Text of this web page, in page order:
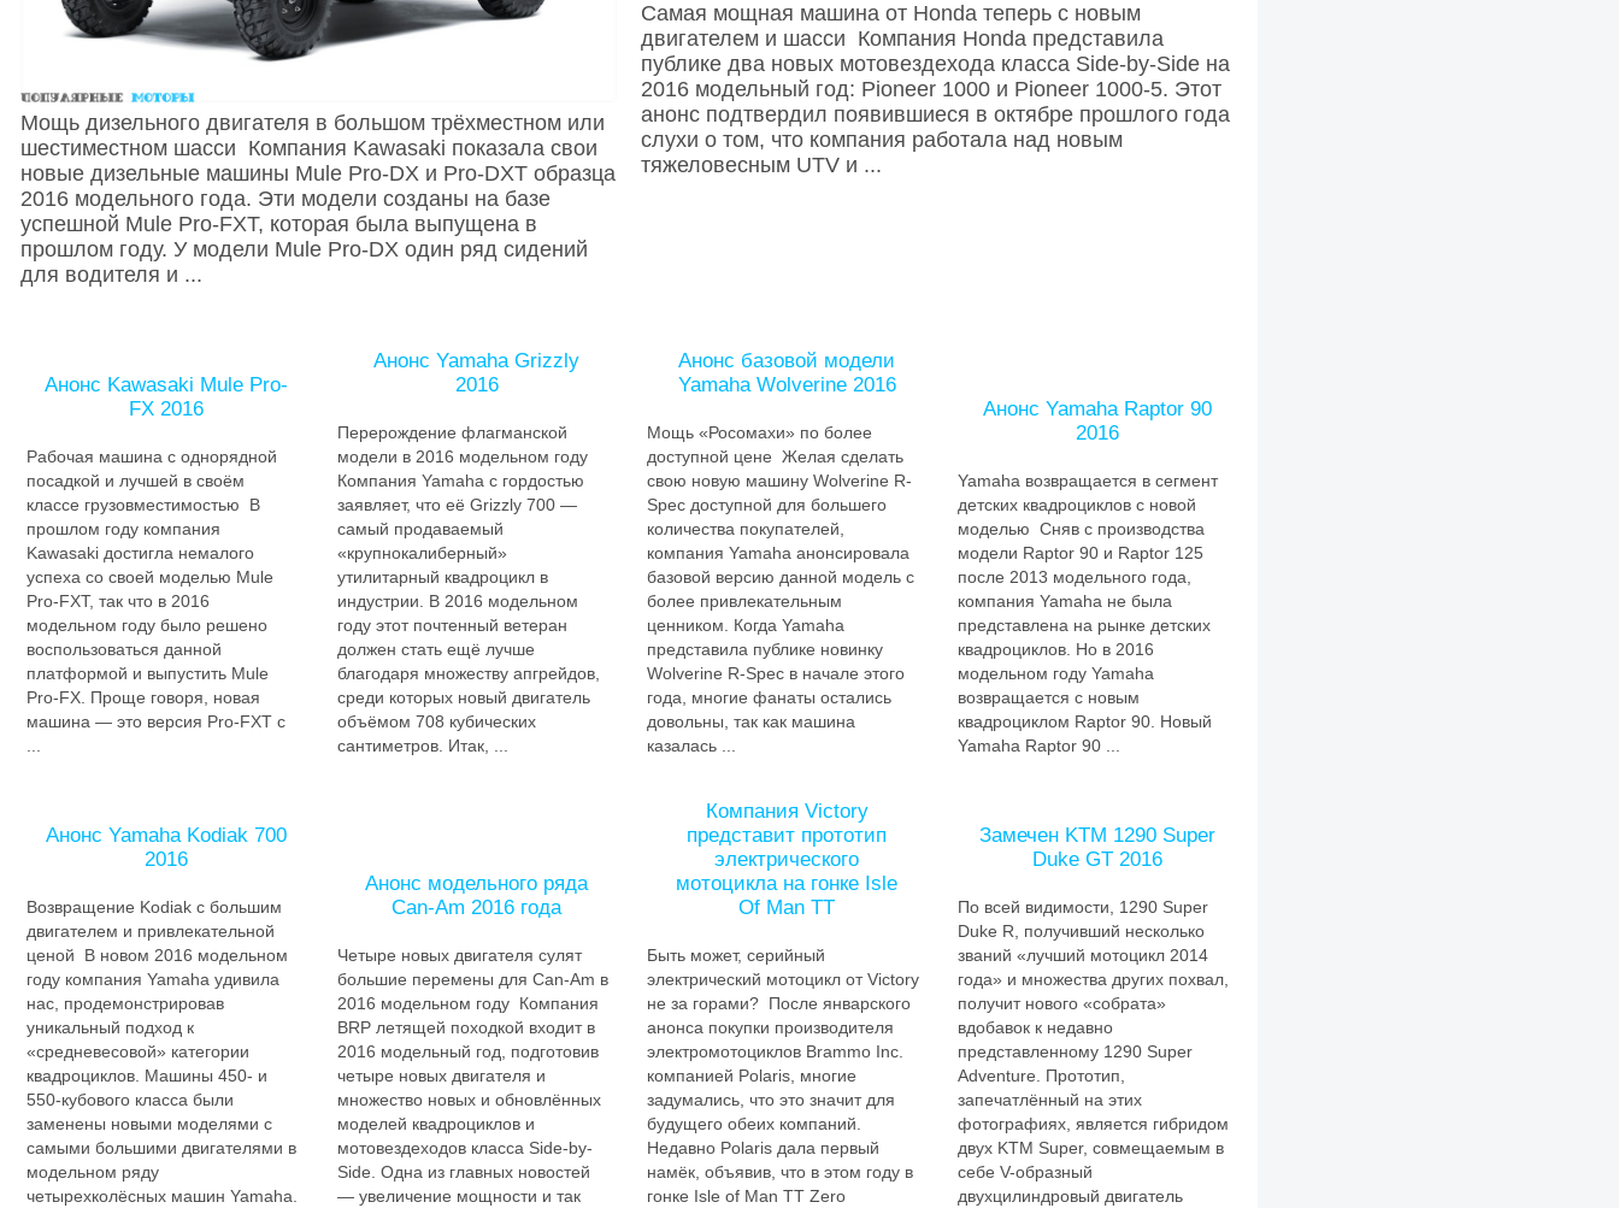
Мощь дизельного двигателя в большом трёхместном или
шестиместном шасси Компания Kawasaki показала свои
новые дизельные машины Mule Pro-DX и Pro-DXT образца
2016 модельного года. Эти модели созданы на базе
успешной Mule Pro-FXT, которая была выпущена в
прошлом году. У модели Mule Pro-DX один ряд сидений
для водителя и ...
Самая мощная машина от Honda теперь с новым
двигателем и шасси Компания Honda представила
публике два новых мотовездехода класса Side-by-Side на
2016 модельный год: Pioneer 1000 и Pioneer 1000-5. Этот
анонс подтвердил появившиеся в октябре прошлого года
слухи о том, что компания работала над новым
тяжеловесным UTV и ...
Анонс Kawasaki Mule Pro-
FX 2016
Рабочая машина с однорядной
посадкой и лучшей в своём
классе грузовместимостью В
прошлом году компания
Kawasaki достигла немалого
успеха со своей моделью Mule
Pro-FXT, так что в 2016
модельном году было решено
воспользоваться данной
платформой и выпустить Mule
Pro-FX. Проще говоря, новая
машина — это версия Pro-FXT с
...
Анонс Yamaha Grizzly
2016
Перерождение флагманской
модели в 2016 модельном году
Компания Yamaha с гордостью
заявляет, что её Grizzly 700 —
самый продаваемый
«крупнокалиберный»
утилитарный квадроцикл в
индустрии. В 2016 модельном
году этот почтенный ветеран
должен стать ещё лучше
благодаря множеству апгрейдов,
среди которых новый двигатель
объёмом 708 кубических
сантиметров. Итак, ...
Анонс базовой модели
Yamaha Wolverine 2016
Мощь «Росомахи» по более
доступной цене Желая сделать
свою новую машину Wolverine R-
Spec доступной для большего
количества покупателей,
компания Yamaha анонсировала
базовой версию данной модель с
более привлекательным
ценником. Когда Yamaha
представила публике новинку
Wolverine R-Spec в начале этого
года, многие фанаты остались
довольны, так как машина
казалась ...
Анонс Yamaha Raptor 90
2016
Yamaha возвращается в сегмент
детских квадроциклов с новой
моделью Сняв с производства
модели Raptor 90 и Raptor 125
после 2013 модельного года,
компания Yamaha не была
представлена на рынке детских
квадроциклов. Но в 2016
модельном году Yamaha
возвращается с новым
квадроциклом Raptor 90. Новый
Yamaha Raptor 90 ...
Анонс Yamaha Kodiak 700
2016
Возвращение Kodiak с большим
двигателем и привлекательной
ценой В новом 2016 модельном
году компания Yamaha удивила
нас, продемонстрировав
уникальный подход к
«средневесовой» категории
квадроциклов. Машины 450- и
550-кубового класса были
заменены новыми моделями с
самыми большими двигателями в
модельном ряду
четырехколёсных машин Yamaha.
Анонс модельного ряда
Can-Am 2016 года
Четыре новых двигателя сулят
большие перемены для Can-Am в
2016 модельном году Компания
BRP летящей походкой входит в
2016 модельный год, подготовив
четыре новых двигателя и
множество новых и обновлённых
моделей квадроциклов и
мотовездеходов класса Side-by-
Side. Одна из главных новостей
— увеличение мощности и так
Компания Victory
представит прототип
электрического
мотоцикла на гонке Isle
Of Man TT
Быть может, серийный
электрический мотоцикл от Victory
не за горами? После январского
анонса покупки производителя
электромотоциклов Brammo Inc.
компанией Polaris, многие
задумались, что это значит для
будущего обеих компаний.
Недавно Polaris дала первый
намёк, объявив, что в этом году в
гонке Isle of Man TT Zero
Замечен KTM 1290 Super
Duke GT 2016
По всей видимости, 1290 Super
Duke R, получивший несколько
званий «лучший мотоцикл 2014
года» и множества других похвал,
получит нового «собрата»
вдобавок к недавно
представленному 1290 Super
Adventure. Прототип,
запечатлённый на этих
фотографиях, является гибридом
двух KTM Super, совмещаемым в
себе V-образный
двухцилиндровый двигатель